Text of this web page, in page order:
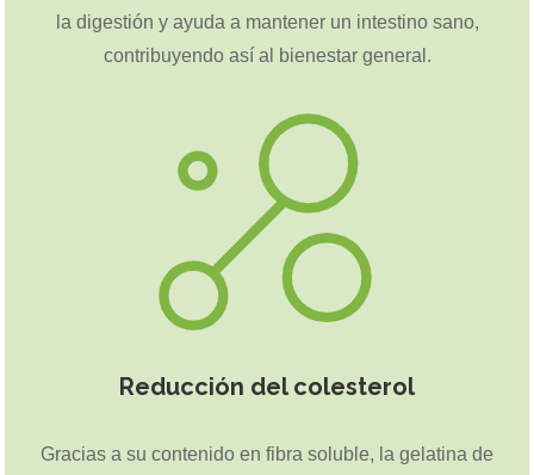
la digestión y ayuda a mantener un intestino sano,
contribuyendo así al bienestar general.
Reducción del colesterol
Gracias a su contenido en fibra soluble, la gelatina de